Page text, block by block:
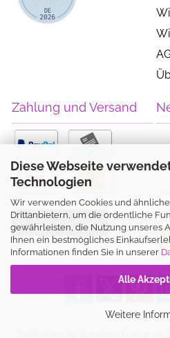
Diese Webseite
Technologien
Wir verwenden Cookies und
Drittanbietern, um die ordentliche
gewährleisten, die Nutzung unseres
Ihnen ein bestmögliches
Informationen finden Sie in unserer
Alle
Weitere
Zahlung und Versand
Vertrag widerrufen